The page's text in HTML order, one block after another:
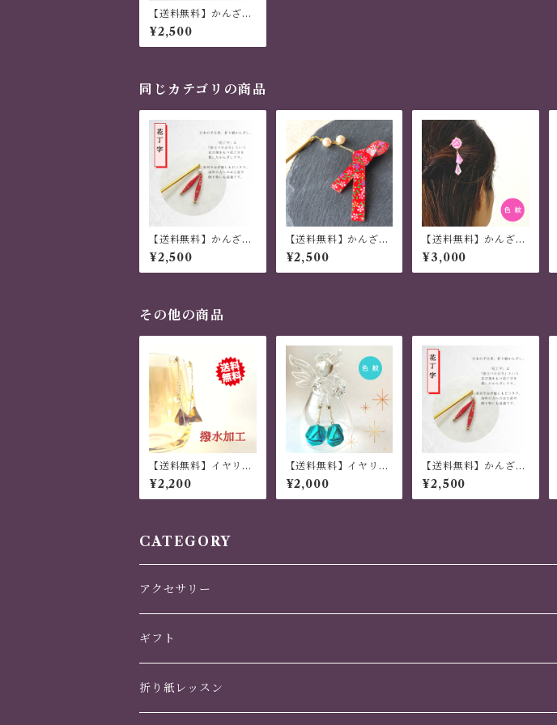
【送料無料】かんざし
木 揺れる 普段使い ハ
ンドメイド 日本伝統
折り紙 撥水仕上 職人
¥2,500
同じカテゴリの商品
【送料無料】かんざし
木 揺れる 普段使い ハ
ンドメイド 日本伝統
折り紙 撥水仕上 職人
¥2,500
【送料無料】かんざし
木 揺れる 普段使い ハ
ンドメイド 日本伝統
折り紙 撥水仕上げ 職
¥2,500
【送料無料】かんざし
木 揺れる 普段使い ハ
ンドメイド 日本伝統
折り紙 撥水仕上 職人
¥3,000
その他の商品
【送料無料】イヤリン
グ・ピアス 「幸菱」三
枚組の菱形モチーフ 海
老茶色
¥2,200
【送料無料】イヤリン
グ・ピアス 「色紋」
３枚組 ブルー
¥2,000
【送料無料】かんざし
木 揺れる 普段使い ハ
ンドメイド 日本伝統
折り紙 撥水仕上 職人
¥2,500
CATEGORY
アクセサリー
かんざし
ヘアアクセサリー
ギフト
誕生日
折り紙レッスン